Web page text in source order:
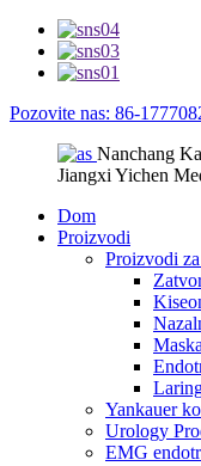
Pozovite nas: 86-
Nanchang
Jiangxi Yichen
Dom
Proizvodi
Proizvodi
Yankauer
Urology
EMG